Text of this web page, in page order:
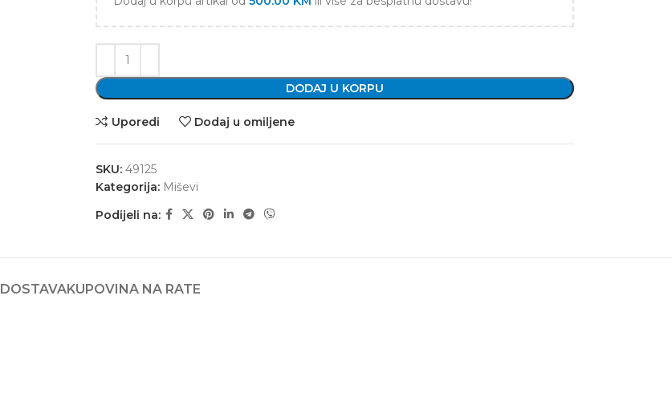
DODAJ U KORPU
Uporedi Dodaj u omiljene
SKU: 49125
Kategorija: Miševi
Podijeli na:
DOSTAVAKUPOVINA NA RATE